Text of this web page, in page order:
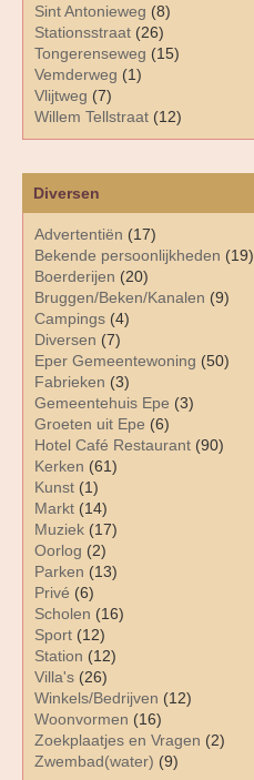
Diversen
Advertentiën (17)
Bekende persoonlijkheden (19)
Boerderijen (20)
Bruggen/Beken/Kanalen (9)
Campings (4)
Diversen (7)
Eper Gemeentewoning (50)
Fabrieken (3)
Gemeentehuis Epe (3)
Groeten uit Epe (6)
Hotel Café Restaurant (90)
Kerken (61)
Kunst (1)
Markt (14)
Muziek (17)
Oorlog (2)
Parken (13)
Privé (6)
Scholen (16)
Sport (12)
Station (12)
Villa's (26)
Winkels/Bedrijven (12)
Woonvormen (16)
Zoekplaatjes en Vragen (2)
Zwembad(water) (9)
Sint Antonieweg (8)
Stationsstraat (26)
Tongerenseweg (15)
Vemderweg (1)
Vlijtweg (7)
Willem Tellstraat (12)